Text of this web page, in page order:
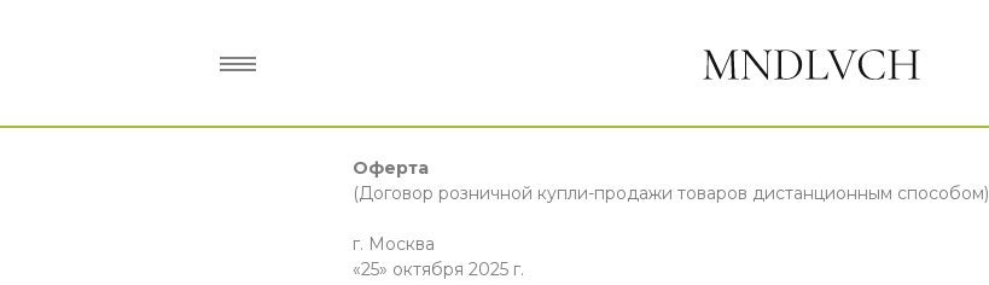
Оферта
(Договор розничной купли-продажи товаров дистанционным способом)
г. Москва
«25» октября 2025 г.